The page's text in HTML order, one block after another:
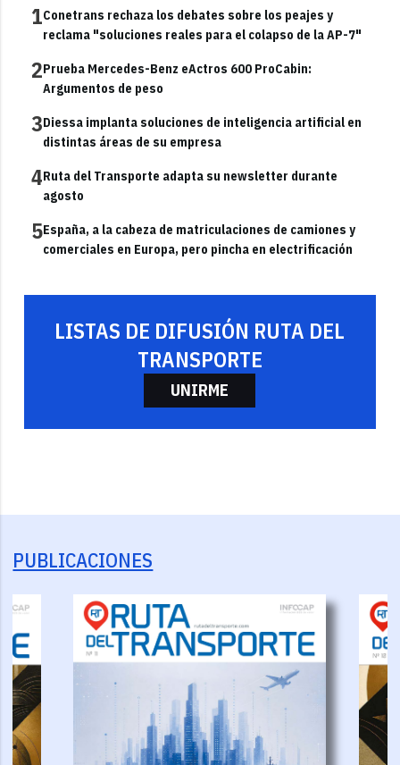
1Conetrans rechaza los debates sobre los peajes y
reclama "soluciones reales para el colapso de la AP-7"
2Prueba Mercedes-Benz eActros 600 ProCabin:
Argumentos de peso
3Diessa implanta soluciones de inteligencia artificial en
distintas áreas de su empresa
4Ruta del Transporte adapta su newsletter durante
agosto
5España, a la cabeza de matriculaciones de camiones y
comerciales en Europa, pero pincha en electrificación
LISTAS DE DIFUSIÓN RUTA DEL
TRANSPORTE
UNIRME
PUBLICACIONES